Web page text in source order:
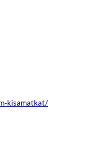
kisamatkat/